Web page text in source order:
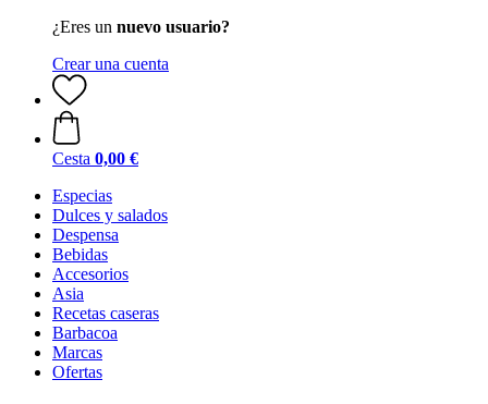
¿Eres un nuevo usuario?
Crear una cuenta
Cesta 0,00 €
Especias
Dulces y salados
Despensa
Bebidas
Accesorios
Asia
Recetas caseras
Barbacoa
Marcas
Ofertas